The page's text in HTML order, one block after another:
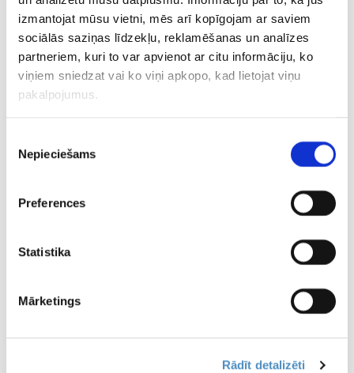
izmantojat mūsu vietni, mēs arī kopīgojam ar saviem
sociālās saziņas līdzekļu, reklamēšanas un analīzes
partneriem, kuri to var apvienot ar citu informāciju, ko
viņiem sniedzat vai ko viņi apkopo, kad lietojat viņu
pakalpojumus.
izvēle
Nepieciešams
Preferences
Statistika
Mārketings
Rādīt detalizēti
Futbolists šosezon aizvadījis 21 spēli, kuru laikā guvis
piecus vārtus un atdevis trīs rezultatīvas piespēles, kā arī
nopelnījis astoņas dzeltenās un vienu sarkano kartiņu.
CITAS ZIŅAS NO ŠĪS KATEGORIJAS
Latvijas aizsargs
karuselī
Mesi tēvs